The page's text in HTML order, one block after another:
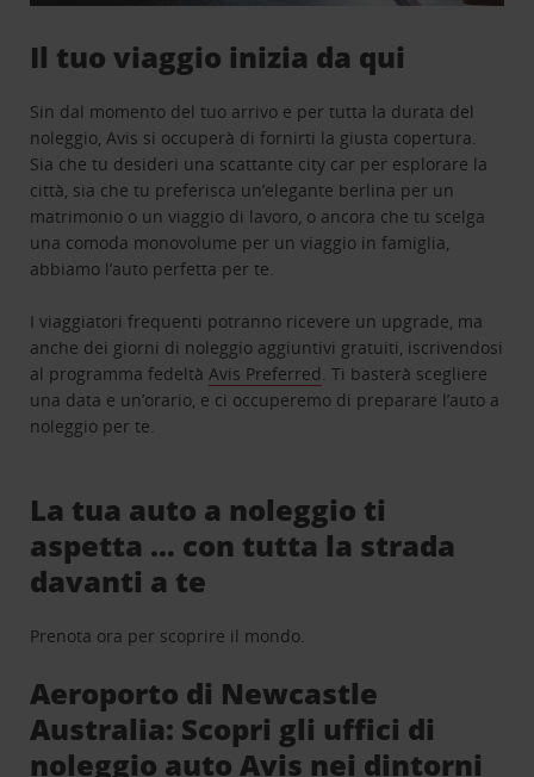
Il tuo viaggio inizia da qui
Sin dal momento del tuo arrivo e per tutta la durata del
noleggio, Avis si occuperà di fornirti la giusta copertura.
Sia che tu desideri una scattante city car per esplorare la
città, sia che tu preferisca un’elegante berlina per un
matrimonio o un viaggio di lavoro, o ancora che tu scelga
una comoda monovolume per un viaggio in famiglia,
abbiamo l’auto perfetta per te.
I viaggiatori frequenti potranno ricevere un upgrade, ma
anche dei giorni di noleggio aggiuntivi gratuiti, iscrivendosi
al programma fedeltàAvis Preferred. Ti basterà scegliere
una data e un’orario, e ci occuperemo di preparare l’auto a
noleggio per te.
La tua auto a noleggio ti
aspetta … con tutta la strada
davanti a te
Prenota ora per scoprire il mondo.
Aeroporto di Newcastle
Australia: Scopri gli uffici di
noleggio auto Avis nei dintorni